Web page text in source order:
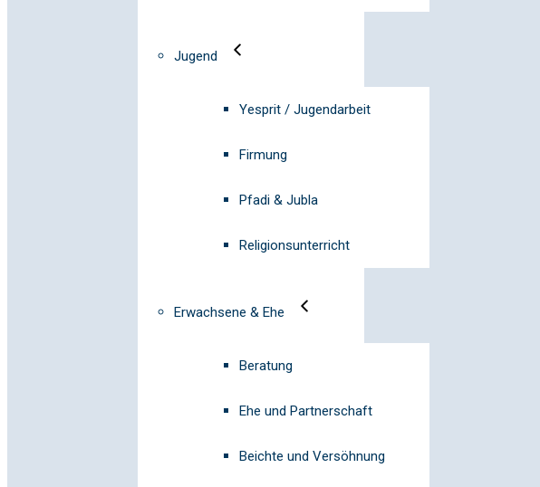
Jugend
Yesprit / Jugendarbeit
Firmung
Pfadi & Jubla
Religionsunterricht
Erwachsene & Ehe
Beratung
Ehe und Partnerschaft
Beichte und Versöhnung